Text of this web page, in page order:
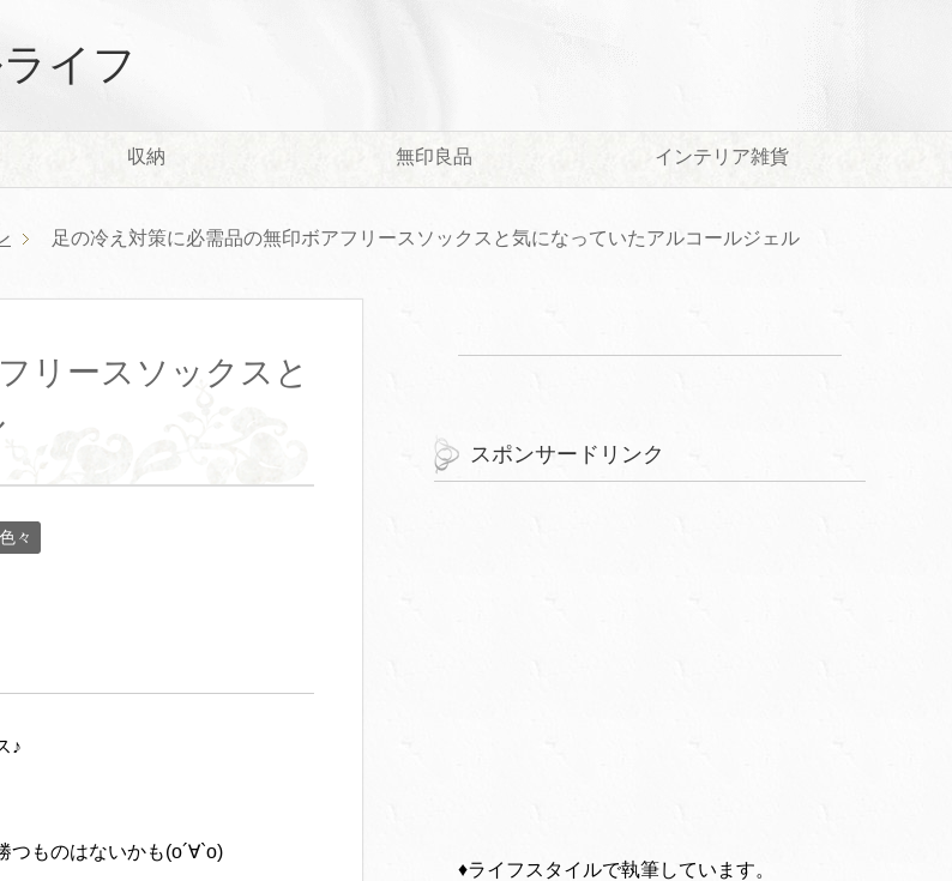
イフ
収納 無印良品 インテリア雑貨
足の冷え対策に必需品の無印ボアフリースソックスと気になっていたアルコールジェル
リースソックスと
色々
♪
つものはないかも(о´∀`о)
スポンサードリンク
♦︎ライフスタイルで執筆しています。